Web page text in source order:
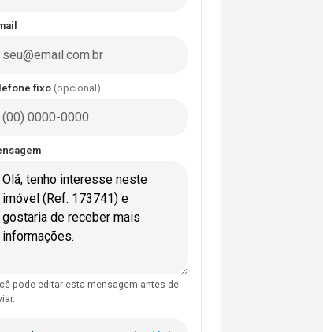
fixo (opcional)
pode editar esta mensagem antes de